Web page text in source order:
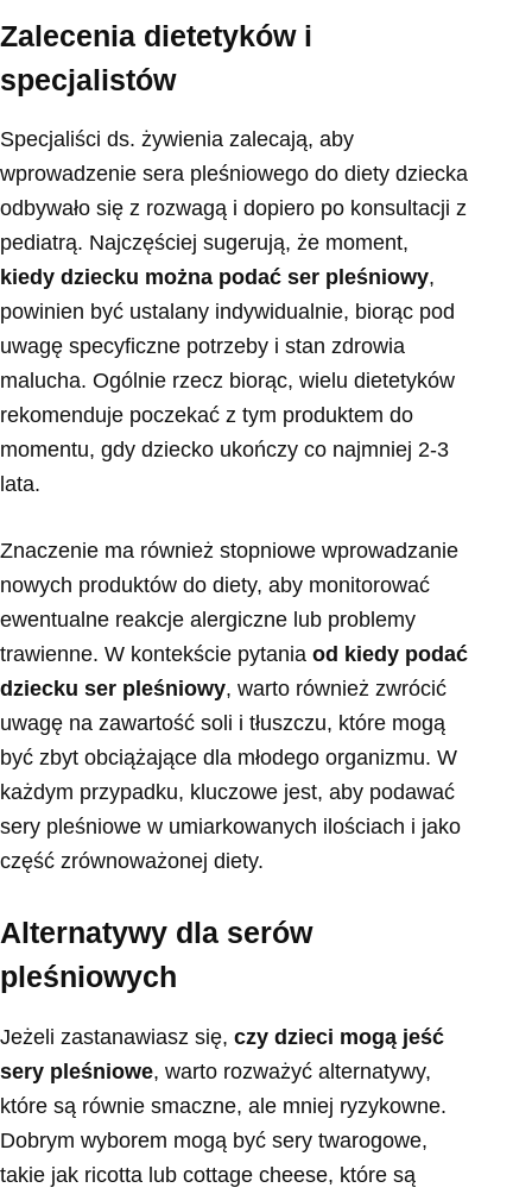
Zalecenia dietetyków i
specjalistów
Specjaliści ds. żywienia zalecają, aby
wprowadzenie sera pleśniowego do diety dziecka
odbywało się z rozwagą i dopiero po konsultacji z
pediatrą. Najczęściej sugerują, że moment,
kiedy dziecku można podać ser pleśniowy,
powinien być ustalany indywidualnie, biorąc pod
uwagę specyficzne potrzeby i stan zdrowia
malucha. Ogólnie rzecz biorąc, wielu dietetyków
rekomenduje poczekać z tym produktem do
momentu, gdy dziecko ukończy co najmniej 2-3
lata.
Znaczenie ma również stopniowe wprowadzanie
nowych produktów do diety, aby monitorować
ewentualne reakcje alergiczne lub problemy
trawienne. W kontekście pytania od kiedy podać
dziecku ser pleśniowy, warto również zwrócić
uwagę na zawartość soli i tłuszczu, które mogą
być zbyt obciążające dla młodego organizmu. W
każdym przypadku, kluczowe jest, aby podawać
sery pleśniowe w umiarkowanych ilościach i jako
część zrównoważonej diety.
Alternatywy dla serów
pleśniowych
Jeżeli zastanawiasz się, czy dzieci mogą jeść
sery pleśniowe, warto rozważyć alternatywy,
które są równie smaczne, ale mniej ryzykowne.
Dobrym wyborem mogą być sery twarogowe,
takie jak ricotta lub cottage cheese, które są